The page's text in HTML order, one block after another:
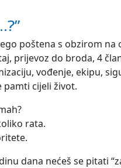
poštena s obzirom na
prijevoz do broda, 4
vođenje, ekipu,
pamti cijeli život.
rata.
dana nećeš se pitati